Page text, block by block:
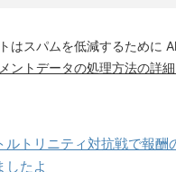
はスパムを低減するために
ントデータの処理方法の詳
ルトリニティ対抗戦で報酬
したよ